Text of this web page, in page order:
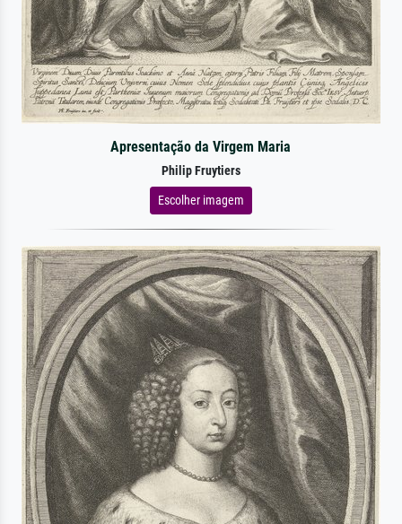
Apresentação da Virgem Maria
Philip Fruytiers
Escolher imagem